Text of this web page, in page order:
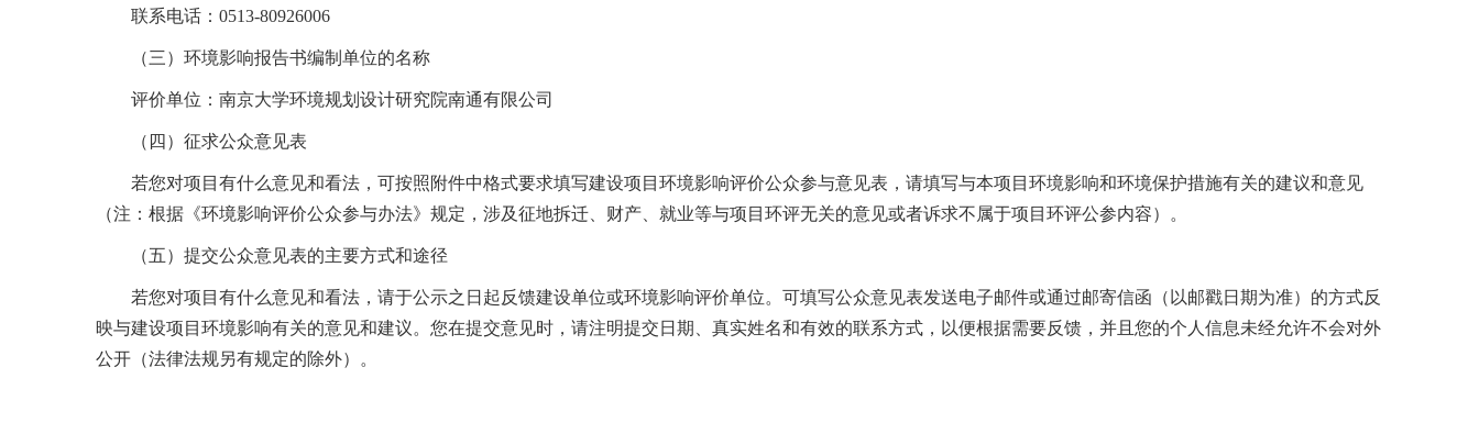
联系电话：0513-80926006
（三）环境影响报告书编制单位的名称
评价单位：南京大学环境规划设计研究院南通有限公司
（四）征求公众意见表
若您对项目有什么意见和看法，可按照附件中格式要求填写建设项目环境影响评价公众参与意见表，请填写与本项目环境影响和环境保护措施有关的建议和意见
（注：根据《环境影响评价公众参与办法》规定，涉及征地拆迁、财产、就业等与项目环评无关的意见或者诉求不属于项目环评公参内容）。
（五）提交公众意见表的主要方式和途径
若您对项目有什么意见和看法，请于公示之日起反馈建设单位或环境影响评价单位。可填写公众意见表发送电子邮件或通过邮寄信函（以邮戳日期为准）的方式反
映与建设项目环境影响有关的意见和建议。您在提交意见时，请注明提交日期、真实姓名和有效的联系方式，以便根据需要反馈，并且您的个人信息未经允许不会对外
公开（法律法规另有规定的除外）。